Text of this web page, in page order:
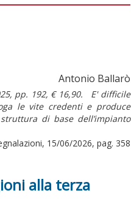
Antonio Ballarò
pp. 192, € 16,90. E' difficile
le vite credenti e produce
di base dell’impianto
15/06/2026, pag. 358
alla terza